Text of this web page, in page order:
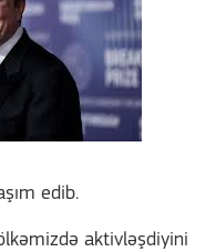
edib.
aktivləşdiyini